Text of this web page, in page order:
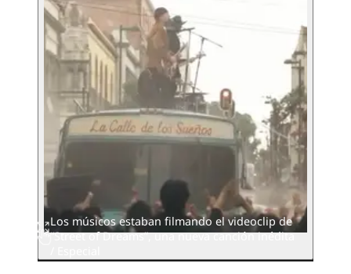
Los músicos estaban filmando el videoclip de
“Street of Dreams”, una nueva canción inédita